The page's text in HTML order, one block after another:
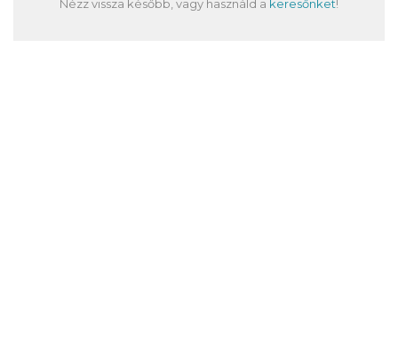
Nézz vissza később, vagy használd a keresőnket!